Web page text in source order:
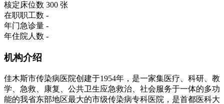
核定床位数 300 张
在职职工数 -
年门急诊量 -
年住院人数 -
机构介绍
佳木斯市传染病医院创建于1954年，是一家集医疗、科研、教
学、急救、康复、公共卫生应急救治、社会服务于一体的多功
能的我省东部地区最大的市级传染病专科医院，是首都医科大